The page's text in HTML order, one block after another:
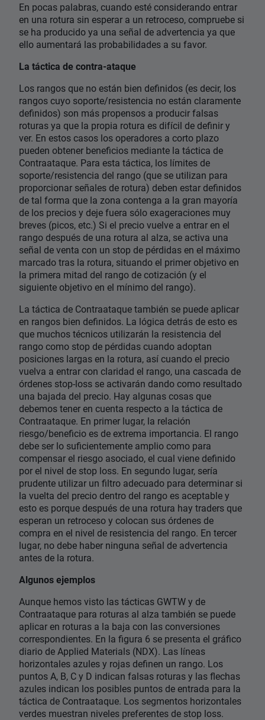
En pocas palabras, cuando esté considerando entrar
en una rotura sin esperar a un retroceso, compruebe si
se ha producido ya una señal de advertencia ya que
ello aumentará las probabilidades a su favor.
La táctica de contra-ataque
Los rangos que no están bien definidos (es decir, los
rangos cuyo soporte/resistencia no están claramente
definidos) son más propensos a producir falsas
roturas ya que la propia rotura es difícil de definir y
ver. En estos casos los operadores a corto plazo
pueden obtener beneficios mediante la táctica de
Contraataque. Para esta táctica, los límites de
soporte/resistencia del rango (que se utilizan para
proporcionar señales de rotura) deben estar definidos
de tal forma que la zona contenga a la gran mayoría
de los precios y deje fuera sólo exageraciones muy
breves (picos, etc.) Si el precio vuelve a entrar en el
rango después de una rotura al alza, se activa una
señal de venta con un stop de pérdidas en el máximo
marcado tras la rotura, situando el primer objetivo en
la primera mitad del rango de cotización (y el
siguiente objetivo en el mínimo del rango).
La táctica de Contraataque también se puede aplicar
en rangos bien definidos. La lógica detrás de esto es
que muchos técnicos utilizarán la resistencia del
rango como stop de pérdidas cuando adoptan
posiciones largas en la rotura, así cuando el precio
vuelva a entrar con claridad el rango, una cascada de
órdenes stop-loss se activarán dando como resultado
una bajada del precio. Hay algunas cosas que
debemos tener en cuenta respecto a la táctica de
Contraataque. En primer lugar, la relación
riesgo/beneficio es de extrema importancia. El rango
debe ser lo suficientemente amplio como para
compensar el riesgo asociado, el cual viene definido
por el nivel de stop loss. En segundo lugar, sería
prudente utilizar un filtro adecuado para determinar si
la vuelta del precio dentro del rango es aceptable y
esto es porque después de una rotura hay traders que
esperan un retroceso y colocan sus órdenes de
compra en el nivel de resistencia del rango. En tercer
lugar, no debe haber ninguna señal de advertencia
antes de la rotura.
Algunos ejemplos
Aunque hemos visto las tácticas GWTW y de
Contraataque para roturas al alza también se puede
aplicar en roturas a la baja con las conversiones
correspondientes. En la figura 6 se presenta el gráfico
diario de Applied Materials (NDX). Las líneas
horizontales azules y rojas definen un rango. Los
puntos A, B, C y D indican falsas roturas y las flechas
azules indican los posibles puntos de entrada para la
táctica de Contraataque. Los segmentos horizontales
verdes muestran niveles preferentes de stop loss.